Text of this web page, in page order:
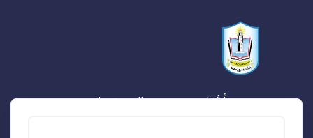
أشرف محمود عبدالرحمن سنجر